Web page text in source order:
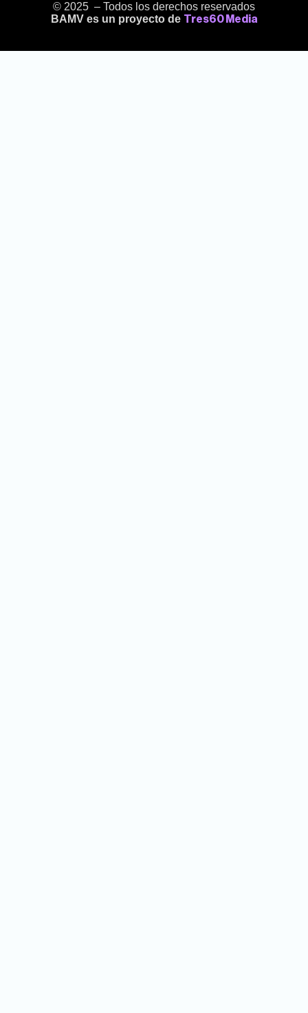
© 2025 – Todos los derechos reservados
BAMV es un proyecto de Tres60 Media